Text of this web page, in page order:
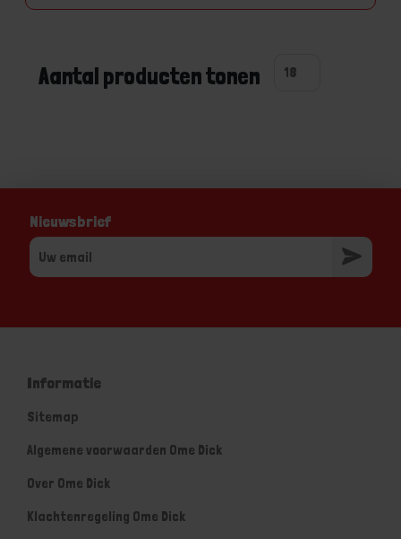
Aantal producten tonen
Nieuwsbrief
Informatie
Sitemap
Algemene voorwaarden Ome Dick
Over Ome Dick
Klachtenregeling Ome Dick